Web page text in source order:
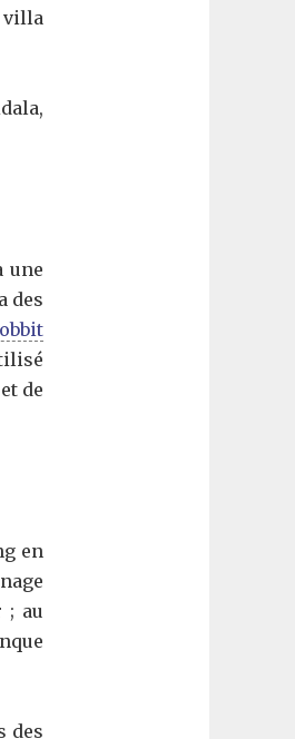
villa
une
des
de
en
; au
des